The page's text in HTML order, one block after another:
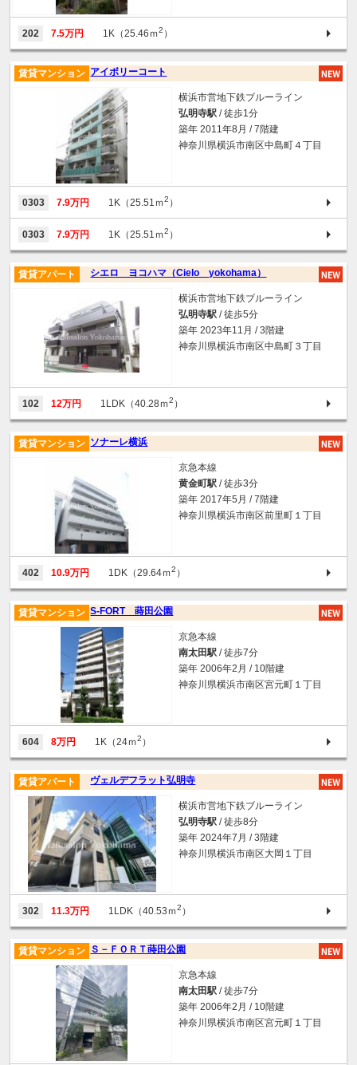
202 7.5万円 1K（25.46ｍ2 ）
アイボリーコート
賃貸マンション
横浜市営地下鉄ブルーライン
弘明寺駅 / 徒歩1分
築年 2011年8月 / 7階建
神奈川県横浜市南区中島町４丁目
0303 7.9万円 1K（25.51ｍ2 ）
0303 7.9万円 1K（25.51ｍ2 ）
シエロ ヨコハマ（Cielo yokohama）
賃貸アパート
横浜市営地下鉄ブルーライン
弘明寺駅 / 徒歩5分
築年 2023年11月 / 3階建
神奈川県横浜市南区中島町３丁目
102 12万円 1LDK（40.28ｍ2 ）
ソナーレ横浜
賃貸マンション
京急本線
黄金町駅 / 徒歩3分
築年 2017年5月 / 7階建
神奈川県横浜市南区前里町１丁目
402 10.9万円 1DK（29.64ｍ2 ）
S-FORT 蒔田公園
賃貸マンション
京急本線
南太田駅 / 徒歩7分
築年 2006年2月 / 10階建
神奈川県横浜市南区宮元町１丁目
604 8万円 1K（24ｍ2 ）
ヴェルデフラット弘明寺
賃貸アパート
横浜市営地下鉄ブルーライン
弘明寺駅 / 徒歩8分
築年 2024年7月 / 3階建
神奈川県横浜市南区大岡１丁目
302 11.3万円 1LDK（40.53ｍ2 ）
Ｓ－ＦＯＲＴ蒔田公園
賃貸マンション
京急本線
南太田駅 / 徒歩7分
築年 2006年2月 / 10階建
神奈川県横浜市南区宮元町１丁目